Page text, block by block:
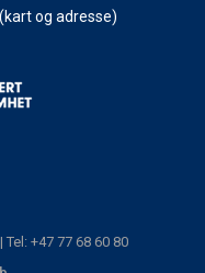
og adresse)
+47 77 68 60 80